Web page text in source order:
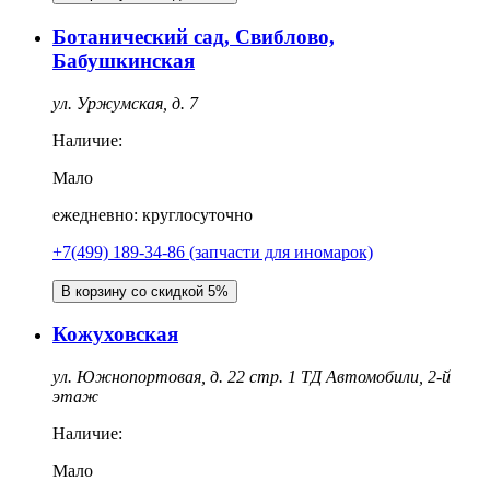
Ботанический сад, Свиблово,
Бабушкинская
ул. Уржумская, д. 7
Наличие:
Мало
ежедневно: круглосуточно
+7(499) 189-34-86 (запчасти для иномарок)
В корзину со скидкой 5%
Кожуховская
ул. Южнопортовая, д. 22 стр. 1 ТД Автомобили, 2-й
этаж
Наличие:
Мало